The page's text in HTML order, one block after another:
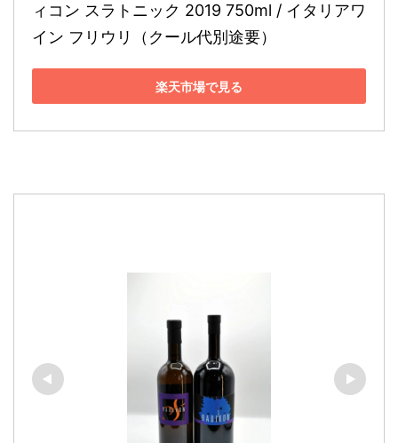
ィコン スラトニック 2019 750ml / イタリアワ
イン フリウリ（クール代別途要）
楽天市場で見る